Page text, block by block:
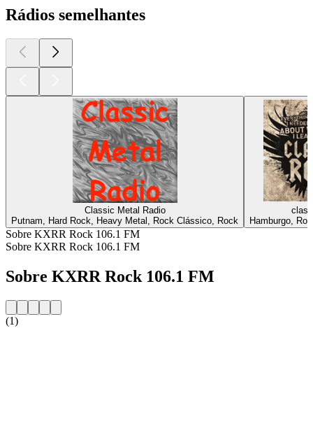
Rádios semelhantes
Classic Metal Radio
Putnam, Hard Rock, Heavy Metal, Rock Clássico, Rock
Hamburgo,
Sobre KXRR Rock 106.1 FM
Sobre KXRR Rock 106.1 FM
Sobre KXRR Rock 106.1 FM
(1)